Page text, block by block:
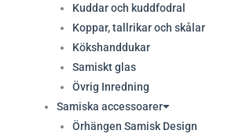
Kuddar och kuddfodral
Koppar, tallrikar och skålar
Kökshanddukar
Samiskt glas
Övrig Inredning
Samiska accessoarer
Örhängen Samisk Design